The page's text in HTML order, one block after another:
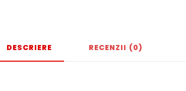
DESCRIERE RECENZII (0)